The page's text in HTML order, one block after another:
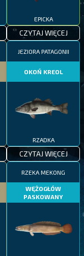
EPICKA
CZYTAJ WIĘCEJ
JEZIORA PATAGONII
OKOŃ KREOL
RZADKA
CZYTAJ WIĘCEJ
RZEKA MEKONG
WĘŻOGŁÓW
PASKOWANY